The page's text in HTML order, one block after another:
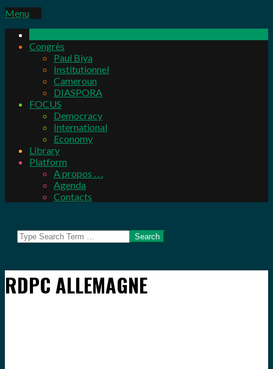
Primary
Menu
Menu
Congrès
Paul Biya
Institutionnel
Cameroun
DIASPORA
FOCUS
Democracy
International
Economy
Library
Platform
A propos . . .
Agenda
Contacts
Search
RDPC ALLEMAGNE